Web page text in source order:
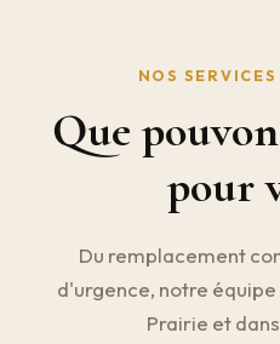
NOS
Que
pour
Du remplacement
d'urgence, notre
Prairie et